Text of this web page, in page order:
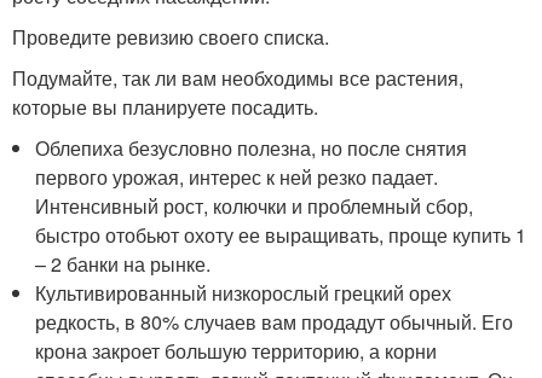
Проведите ревизию своего списка.
Подумайте, так ли вам необходимы все растения,
которые вы планируете посадить.
Облепиха безусловно полезна, но после снятия
первого урожая, интерес к ней резко падает.
Интенсивный рост, колючки и проблемный сбор,
быстро отобьют охоту ее выращивать, проще купить 1
– 2 банки на рынке.
Культивированный низкорослый грецкий орех
редкость, в 80% случаев вам продадут обычный. Его
крона закроет большую территорию, а корни